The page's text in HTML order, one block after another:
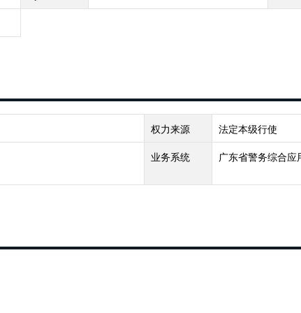
权力来源
法定本级行使
业务系统 广东省警务综合应